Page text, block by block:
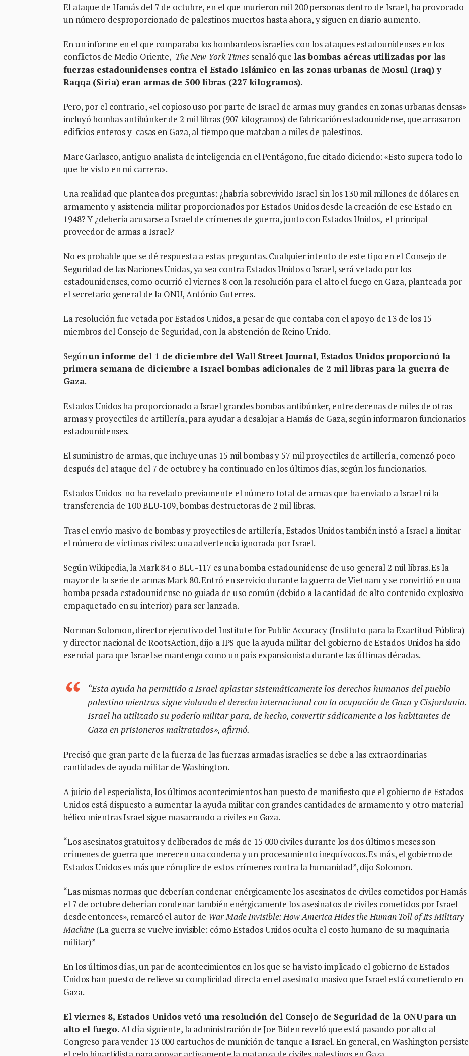
El ataque de Hamás del 7 de octubre, en el que murieron mil 200 personas dentro de Israel, ha provocado
un número desproporcionado de palestinos muertos hasta ahora, y siguen en diario aumento.
En un informe en el que comparaba los bombardeos israelíes con los ataques estadounidenses en los
conflictos de Medio Oriente, The New York Times señaló que las bombas aéreas utilizadas por las
fuerzas estadounidenses contra el Estado Islámico en las zonas urbanas de Mosul (Iraq) y
Raqqa (Siria) eran armas de 500 libras (227 kilogramos).
Pero, por el contrario, «el copioso uso por parte de Israel de armas muy grandes en zonas urbanas densas»
incluyó bombas antibúnker de 2 mil libras (907 kilogramos) de fabricación estadounidense, que arrasaron
edificios enteros y casas en Gaza, al tiempo que mataban a miles de palestinos.
Marc Garlasco, antiguo analista de inteligencia en el Pentágono, fue citado diciendo: «Esto supera todo lo
que he visto en mi carrera».
Una realidad que plantea dos preguntas: ¿habría sobrevivido Israel sin los 130 mil millones de dólares en
armamento y asistencia militar proporcionados por Estados Unidos desde la creación de ese Estado en
1948? Y ¿debería acusarse a Israel de crímenes de guerra, junto con Estados Unidos, el principal
proveedor de armas a Israel?
No es probable que se dé respuesta a estas preguntas. Cualquier intento de este tipo en el Consejo de
Seguridad de las Naciones Unidas, ya sea contra Estados Unidos o Israel, será vetado por los
estadounidenses, como ocurrió el viernes 8 con la resolución para el alto el fuego en Gaza, planteada por
el secretario general de la ONU, António Guterres.
La resolución fue vetada por Estados Unidos, a pesar de que contaba con el apoyo de 13 de los 15
miembros del Consejo de Seguridad, con la abstención de Reino Unido.
Segúnun informe del 1 de diciembre del Wall Street Journal, Estados Unidos proporcionó la
primera semana de diciembre a Israel bombas adicionales de 2 mil libras para la guerra de
Gaza.
Estados Unidos ha proporcionado a Israel grandes bombas antibúnker, entre decenas de miles de otras
armas y proyectiles de artillería, para ayudar a desalojar a Hamás de Gaza, según informaron funcionarios
estadounidenses.
El suministro de armas, que incluye unas 15 mil bombas y 57 mil proyectiles de artillería, comenzó poco
después del ataque del 7 de octubre y ha continuado en los últimos días, según los funcionarios.
Estados Unidos no ha revelado previamente el número total de armas que ha enviado a Israel ni la
transferencia de 100 BLU-109, bombas destructoras de 2 mil libras.
Tras el envío masivo de bombas y proyectiles de artillería, Estados Unidos también instó a Israel a limitar
el número de víctimas civiles: una advertencia ignorada por Israel.
Según Wikipedia, la Mark 84 o BLU-117 es una bomba estadounidense de uso general 2 mil libras. Es la
mayor de la serie de armas Mark 80. Entró en servicio durante la guerra de Vietnam y se convirtió en una
bomba pesada estadounidense no guiada de uso común (debido a la cantidad de alto contenido explosivo
empaquetado en su interior) para ser lanzada.
Norman Solomon, director ejecutivo del Institute for Public Accuracy (Instituto para la Exactitud Pública)
y director nacional de RootsAction, dijo a IPS que la ayuda militar del gobierno de Estados Unidos ha sido
esencial para que Israel se mantenga como un país expansionista durante las últimas décadas.
“Esta ayuda ha permitido a Israel aplastar sistemáticamente los derechos humanos del pueblo
palestino mientras sigue violando el derecho internacional con la ocupación de Gaza y Cisjordania.
Israel ha utilizado su poderío militar para, de hecho, convertir sádicamente a los habitantes de
Gaza en prisioneros maltratados», afirmó.
Precisó que gran parte de la fuerza de las fuerzas armadas israelíes se debe a las extraordinarias
cantidades de ayuda militar de Washington.
A juicio del especialista, los últimos acontecimientos han puesto de manifiesto que el gobierno de Estados
Unidos está dispuesto a aumentar la ayuda militar con grandes cantidades de armamento y otro material
bélico mientras Israel sigue masacrando a civiles en Gaza.
“Los asesinatos gratuitos y deliberados de más de 15 000 civiles durante los dos últimos meses son
crímenes de guerra que merecen una condena y un procesamiento inequívocos. Es más, el gobierno de
Estados Unidos es más que cómplice de estos crímenes contra la humanidad”, dijo Solomon.
“Las mismas normas que deberían condenar enérgicamente los asesinatos de civiles cometidos por Hamás
el 7 de octubre deberían condenar también enérgicamente los asesinatos de civiles cometidos por Israel
desde entonces», remarcó el autor de War Made Invisible: How America Hides the Human Toll of Its Military
Machine (La guerra se vuelve invisible: cómo Estados Unidos oculta el costo humano de su maquinaria
militar)”
En los últimos días, un par de acontecimientos en los que se ha visto implicado el gobierno de Estados
Unidos han puesto de relieve su complicidad directa en el asesinato masivo que Israel está cometiendo en
Gaza.
El viernes 8, Estados Unidos vetó una resolución del Consejo de Seguridad de la ONU para un
alto el fuego.Al día siguiente, la administración de Joe Biden reveló que está pasando por alto al
Congreso para vender 13 000 cartuchos de munición de tanque a Israel. En general, en Washington persiste